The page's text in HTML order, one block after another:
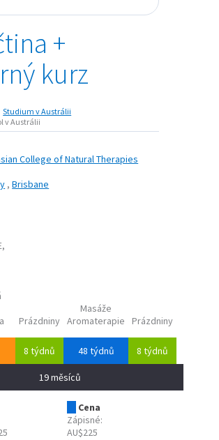
+
kurz
Studium v Austrálii
v Austrálii
College of Natural Therapies
,Brisbane
Prázdniny
Masáže
Aromaterapie
Prázdniny
8 týdnů 48 týdnů 8 týdnů
19 měsíců
Cena
Zápisné:
AU$225